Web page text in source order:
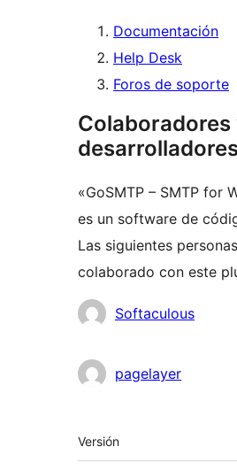
Documentación
Help Desk
Foros de soporte
Colaboradores
«GoSMTP – SMTP for
es un software de
Las siguientes
colaborado con este
Colaboradores
Softaculous
pagelayer
Meta
Versión